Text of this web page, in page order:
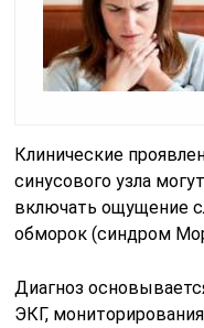
Клинические
синусового узла
включать ощущение
обморок (синдром
Диагноз
ЭКГ,